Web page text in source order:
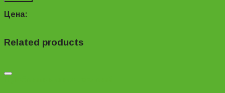
Цена:
Related products